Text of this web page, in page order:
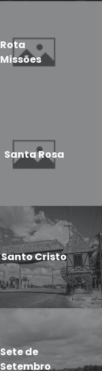
Rota
Missões
Santa Rosa
Santo Cristo
Sete de
Setembro